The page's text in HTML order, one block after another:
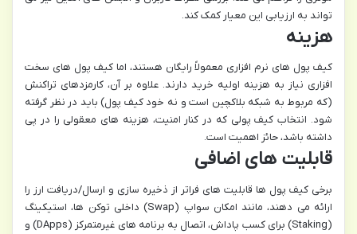
تواند به ارزیابی این معیار کمک کند.
هزینه
کیف پول های نرم افزاری معمولاً رایگان هستند، اما کیف پول های سخت
افزاری نیاز به هزینه اولیه خرید دارند. علاوه بر آن، کارمزدهای تراکنش
(که مربوط به شبکه بلاکچین است و نه خود کیف پول) باید در نظر گرفته
شود. انتخاب کیف پولی که در کنار امنیت، هزینه های معقولی را در پی
داشته باشد، حائز اهمیت است.
قابلیت های اضافی
برخی کیف پول ها قابلیت های فراتر از ذخیره سازی و ارسال/دریافت ارز را
ارائه می دهند، مانند امکان سواپ (Swap) داخلی توکن ها، استیکینگ
(Staking) برای کسب پاداش، اتصال به برنامه های غیرمتمرکز (DApps) و